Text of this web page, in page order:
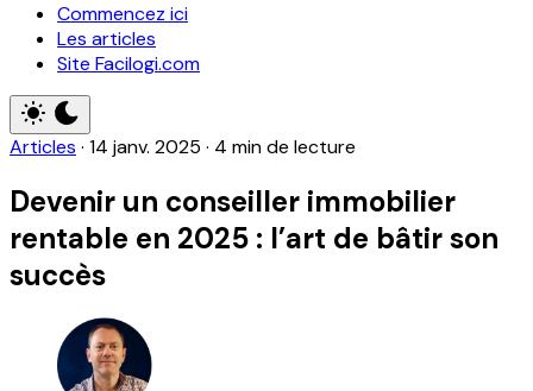
Commencez ici
Les articles
Site Facilogi.com
Articles · 14 janv. 2025 · 4 min de lecture
Devenir un conseiller immobilier
rentable en 2025 : l’art de bâtir son
succès